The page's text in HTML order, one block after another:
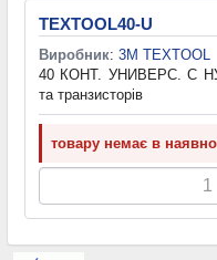
TEXTOOL40-U
Виробник: 3M TEXTOOL
40 КОНТ. УНИВЕРС. С
та транзисторів
товару немає в